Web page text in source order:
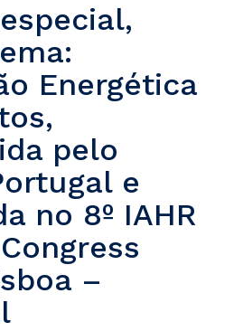
Energética
pelo
e
no 8º IAHR
–